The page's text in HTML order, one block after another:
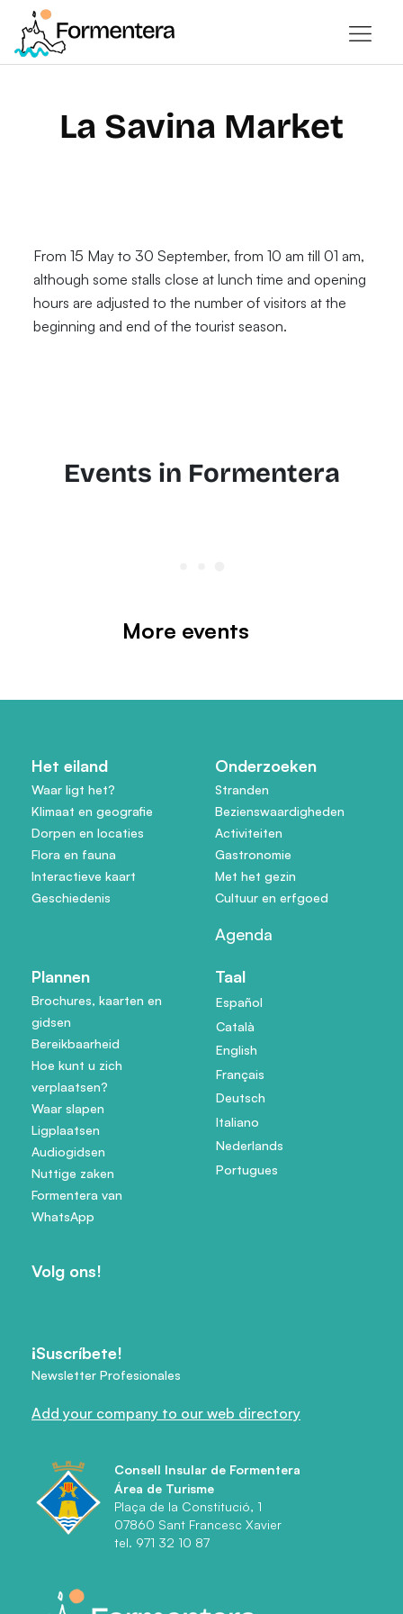
La Savina Market
From 15 May to 30 September, from 10 am till 01 am,
although some stalls close at lunch time and opening
hours are adjusted to the number of visitors at the
beginning and end of the tourist season.
Events in Formentera
More events
Het eiland
Waar ligt het?
Klimaat en geografie
Dorpen en locaties
Flora en fauna
Interactieve kaart
Geschiedenis
Onderzoeken
Stranden
Bezienswaardigheden
Activiteiten
Gastronomie
Met het gezin
Cultuur en erfgoed
Agenda
Plannen
Brochures, kaarten en
gidsen
Bereikbaarheid
Hoe kunt u zich
verplaatsen?
Waar slapen
Ligplaatsen
Audiogidsen
Nuttige zaken
Formentera van
WhatsApp
Taal
Español
Català
English
Français
Deutsch
Italiano
Nederlands
Portugues
Volg ons!
¡Suscríbete!
Newsletter Profesionales
Add your company to our web directory
Consell Insular de Formentera
Área de Turisme
Plaça de la Constitució, 1
07860 Sant Francesc Xavier
tel. 971 32 10 87